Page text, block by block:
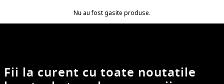
Nu au fost gasite produse.
Fii la curent cu toate noutatile